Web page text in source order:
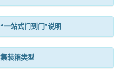
一站式门到门”说明
装箱类型